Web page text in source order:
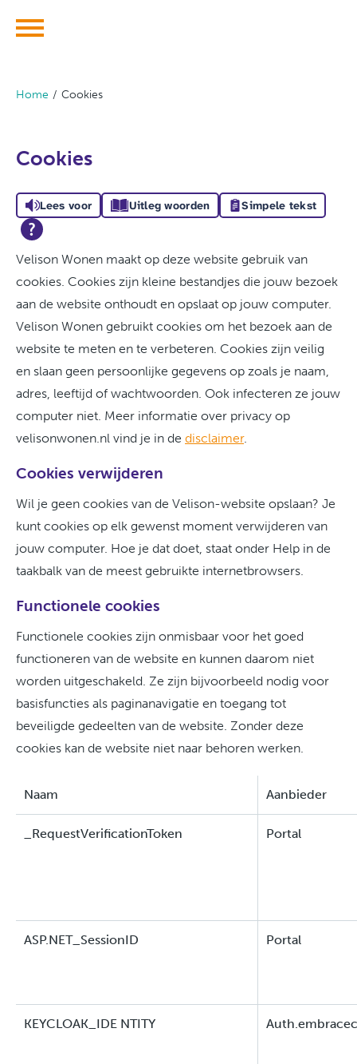
Ga naar Hoofd
Home Cookies
Cookies
Lees voor Uitleg woorden Simpele tekst
Velison Wonen maakt op deze website gebruik van
cookies. Cookies zijn kleine bestandjes die jouw bezoek
aan de website onthoudt en opslaat op jouw computer.
Velison Wonen gebruikt cookies om het bezoek aan de
website te meten en te verbeteren. Cookies zijn veilig
en slaan geen persoonlijke gegevens op zoals je naam,
adres, leeftijd of wachtwoorden. Ook infecteren ze jouw
computer niet. Meer informatie over privacy op
velisonwonen.nl vind je in de disclaimer.
Cookies verwijderen
Wil je geen cookies van de Velison-website opslaan? Je
kunt cookies op elk gewenst moment verwijderen van
jouw computer. Hoe je dat doet, staat onder Help in de
taakbalk van de meest gebruikte internetbrowsers.
Functionele cookies
Functionele cookies zijn onmisbaar voor het goed
functioneren van de website en kunnen daarom niet
worden uitgeschakeld. Ze zijn bijvoorbeeld nodig voor
basisfuncties als paginanavigatie en toegang tot
beveiligde gedeelten van de website. Zonder deze
cookies kan de website niet naar behoren werken.
Naam Aanbieder
_RequestVerificationToken Portal
ASP.NET_SessionID Portal
KEYCLOAK_IDE NTITY